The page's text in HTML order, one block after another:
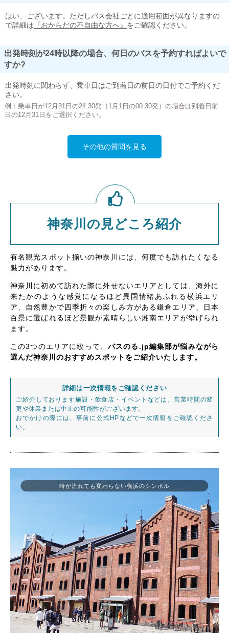
はい、ございます。ただしバス会社ごとに適用範囲が異なりますの
で詳細は 『おからだの不自由な方へ』 をご確認ください。
出発時刻が24時以降の場合、何日のバスを予約すればよいで
すか?
出発時刻に関わらず、乗車日はご到着日の前日の日付でご予約くだ
さい。
例：乗車日が12月31日の24:30発（1月1日の00:30発）の場合は到着日前
日の12月31日をご選択ください。
その他の質問を見る
神奈川の見どころ紹介
有名観光スポット揃いの神奈川には、何度でも訪れたくなる
魅力があります。
神奈川に初めて訪れた際に外せないエリアとしては、海外に
来たかのような感覚になるほど異国情緒あふれる横浜エリ
ア、自然豊かで四季折々の楽しみ方がある鎌倉エリア、日本
百景に選ばれるほど景観が素晴らしい湘南エリアが挙げられ
ます。
この3つのエリアに絞って、 バスのる.jp編集部が悩みながら
選んだ神奈川のおすすめスポットをご紹介いたします。
詳細は一次情報をご確認ください
ご紹介しております施設・飲食店・イベントなどは、営業時間の変
更や休業または中止の可能性がございます。
おでかけの際には、事前に公式HPなどで一次情報をご確認くださ
い。
時が流れても変わらない横浜のシンボル